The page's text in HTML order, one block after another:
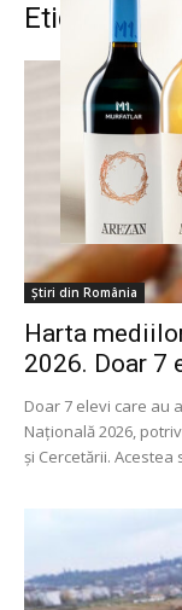
Etichetă:
Știri din România
Harta
2026. Doar 7
Doar 7 elevi care au
Națională 2026,
și Cercetării. Acestea